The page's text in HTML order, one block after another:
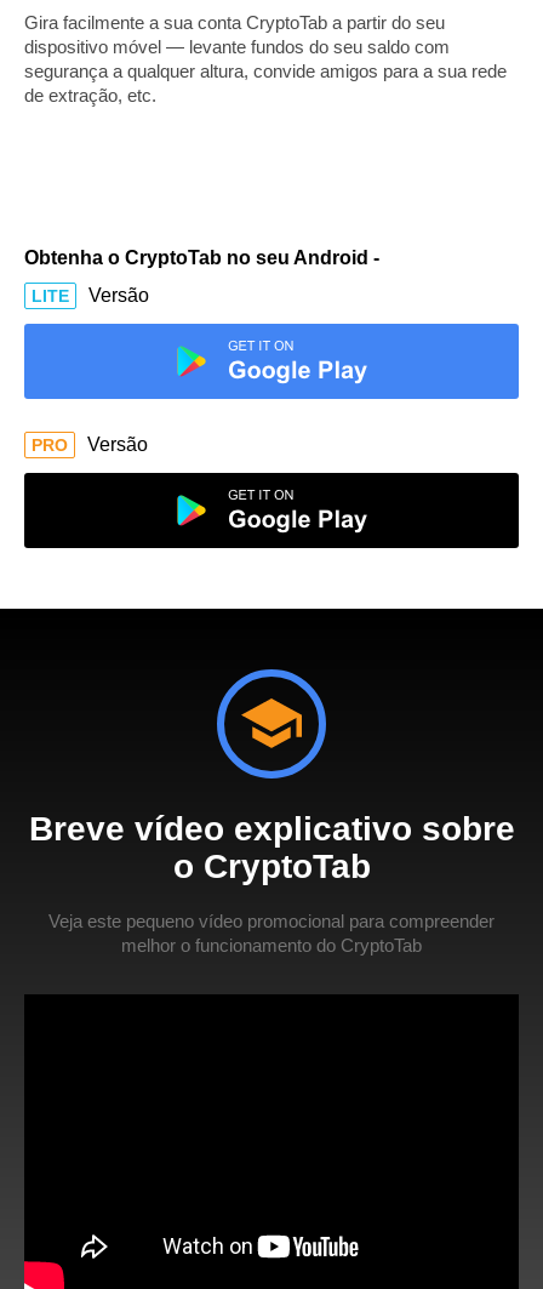
Gira facilmente a sua conta CryptoTab a partir do seu
dispositivo móvel — levante fundos do seu saldo com
segurança a qualquer altura, convide amigos para a sua rede
de extração, etc.
Obtenha o CryptoTab no seu Android -
LITE Versão
PRO Versão
Breve vídeo explicativo sobre
o CryptoTab
Veja este pequeno vídeo promocional para compreender
melhor o funcionamento do CryptoTab